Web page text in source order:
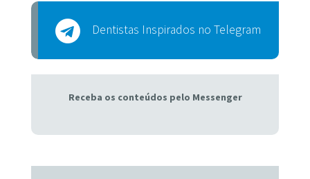
Dentistas Inspirados no Telegram
Receba os conteúdos pelo Messenger